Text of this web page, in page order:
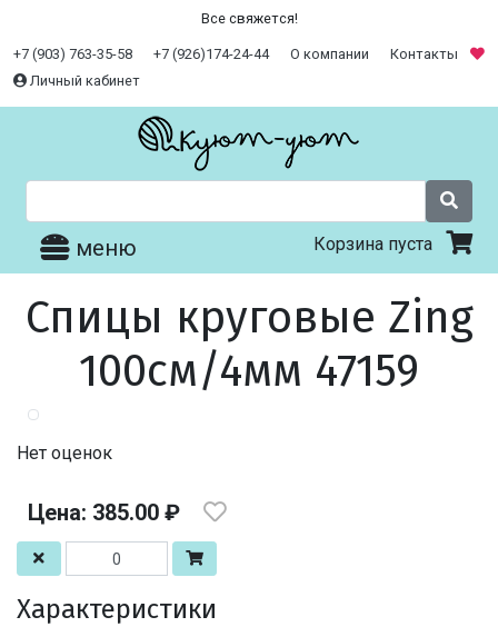
Все свяжется!
+7 (903) 763-35-58 +7 (926)174-24-44 О компании
Контакты
Личный кабинет
меню Корзина пуста
Спицы круговые Zing
100см/4мм 47159
Нет оценок
Цена: 385.00 ₽
Характеристики